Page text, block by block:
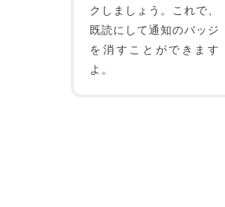
クしましょう。これで、
既読にして通知のバッジ
を消すことができます
よ。